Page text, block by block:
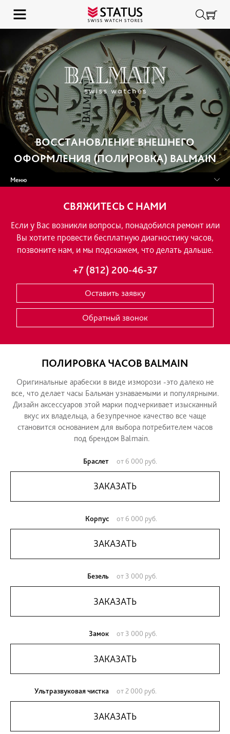
ВОССТАНОВЛЕНИЕ
Меню
ГАРАНТИЙНЫЙ РЕМОНТ
ТЕХ ОБСЛУЖИВАНИЕ
ПРАЙС
СОВЕТЫ ПО УХОДУ
все, что делает часы Бальман узнаваемыми и
Дизайн аксессуаров этой марки подчеркивает
вкус их владельца, а безупречное качество
становится основанием для выбора
под брендом Balmain.
Браслет от 6 000 руб.
ЗАКАЗАТЬ
Корпус от 6 000 руб.
Безель
СВЯЖИТЕСЬ С НАМИ
Если у Вас возникли вопросы, понадобился
Вы хотите провести бесплатную
позвоните нам, и мы подскажем, что
Оставить заявку
Обратный звонок